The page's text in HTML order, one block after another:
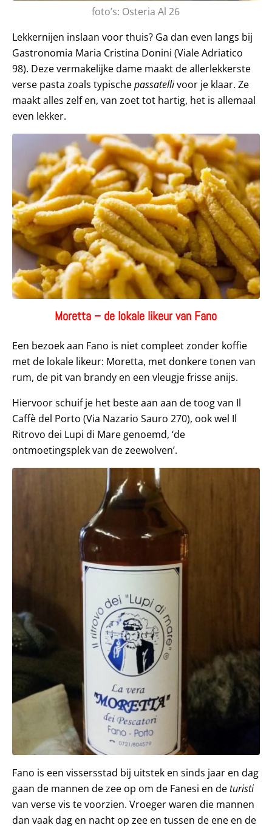
foto’s: Osteria Al 26
Lekkernijen inslaan voor thuis? Ga dan even langs bij
Gastronomia Maria Cristina Donini (Viale Adriatico
98). Deze vermakelijke dame maakt de allerlekkerste
verse pasta zoals typischepassatellivoor je klaar. Ze
maakt alles zelf en, van zoet tot hartig, het is allemaal
even lekker.
Moretta – de lokale likeur van Fano
Een bezoek aan Fano is niet compleet zonder koffie
met de lokale likeur: Moretta, met donkere tonen van
rum, de pit van brandy en een vleugje frisse anijs.
Hiervoor schuif je het beste aan aan de toog van Il
Caffè del Porto (Via Nazario Sauro 270), ook wel Il
Ritrovo dei Lupi di Mare genoemd, ‘de
ontmoetingsplek van de zeewolven’.
Fano is een vissersstad bij uitstek en sinds jaar en dag
gaan de mannen de zee op om de Fanesi en deturisti
van verse vis te voorzien. Vroeger waren die mannen
dan vaak dag en nacht op zee en tussen de ene en de